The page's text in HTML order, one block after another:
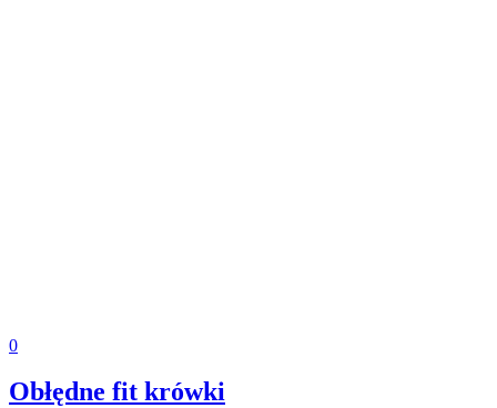
0
Obłędne fit krówki